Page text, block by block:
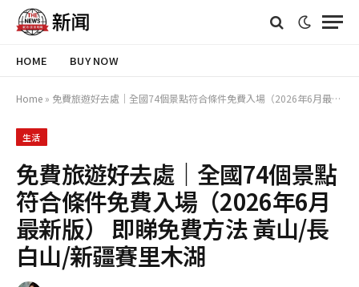
HOME BUY NOW
Home » 免費旅遊好去處｜全國74個景點符合條件免費入場（2026年6月最新版） 即睇免費方法 黃山/長白山/新疆賽里木湖
生活
免費旅遊好去處｜全國74個景點
符合條件免費入場（2026年6月
最新版） 即睇免費方法 黃山/長
白山/新疆賽里木湖